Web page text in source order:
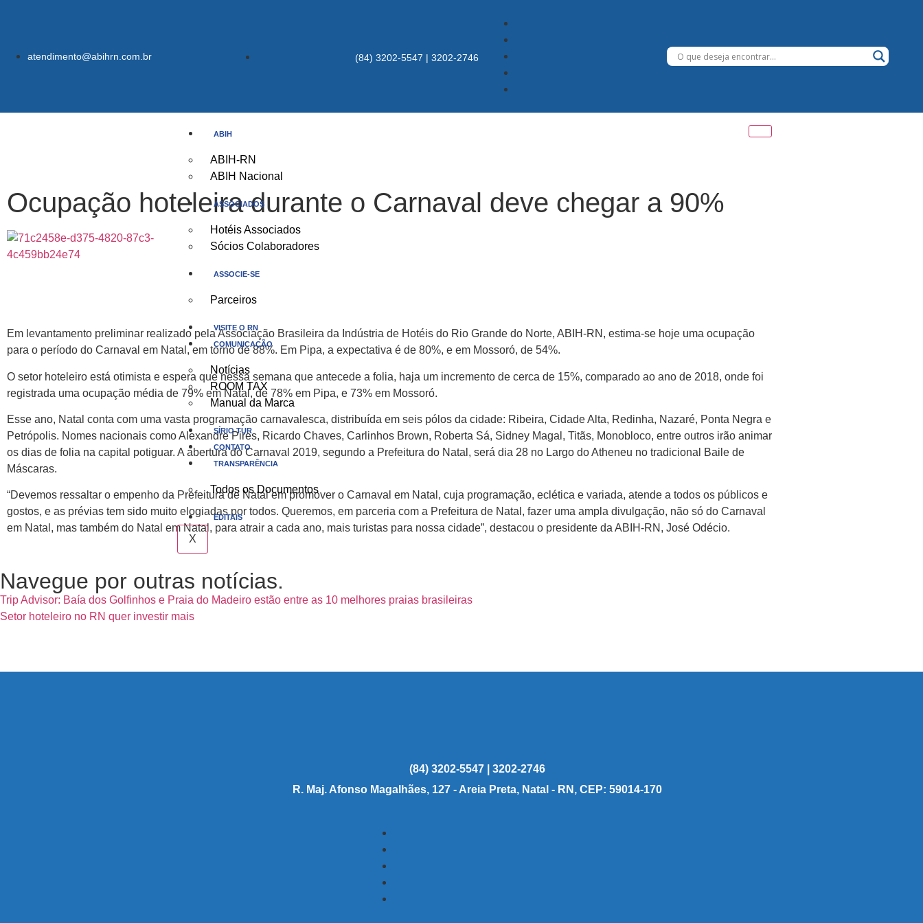
atendimento@abihrn.com.br (84) 3202-5547 | 3202-2746
ABIH
ABIH-RN
ABIH Nacional
ASSOCIADOS
Hotéis Associados
Sócios Colaboradores
ASSOCIE-SE
Parceiros
VISITE O RN
COMUNICAÇÃO
Notícias
ROOM TAX
Manual da Marca
SÍRIO TUR
CONTATO
TRANSPARÊNCIA
Todos os Documentos
EDITAIS
X
Ocupação hoteleira durante o Carnaval deve chegar a 90%
Em levantamento preliminar realizado pela Associação Brasileira da Indústria de Hotéis do Rio Grande do Norte, ABIH-RN, estima-se hoje uma ocupação
para o período do Carnaval em Natal, em torno de 88%. Em Pipa, a expectativa é de 80%, e em Mossoró, de 54%.
O setor hoteleiro está otimista e espera que nessa semana que antecede a folia, haja um incremento de cerca de 15%, comparado ao ano de 2018, onde foi
registrada uma ocupação média de 79% em Natal, de 78% em Pipa, e 73% em Mossoró.
Esse ano, Natal conta com uma vasta programação carnavalesca, distribuída em seis pólos da cidade: Ribeira, Cidade Alta, Redinha, Nazaré, Ponta Negra e
Petrópolis. Nomes nacionais como Alexandre Pires, Ricardo Chaves, Carlinhos Brown, Roberta Sá, Sidney Magal, Titãs, Monobloco, entre outros irão animar
os dias de folia na capital potiguar. A abertura do Carnaval 2019, segundo a Prefeitura do Natal, será dia 28 no Largo do Atheneu no tradicional Baile de
Máscaras.
“Devemos ressaltar o empenho da Prefeitura de Natal em promover o Carnaval em Natal, cuja programação, eclética e variada, atende a todos os públicos e
gostos, e as prévias tem sido muito elogiadas por todos. Queremos, em parceria com a Prefeitura de Natal, fazer uma ampla divulgação, não só do Carnaval
em Natal, mas também do Natal em Natal, para atrair a cada ano, mais turistas para nossa cidade”, destacou o presidente da ABIH-RN, José Odécio.
Navegue por outras notícias.
Trip Advisor: Baía dos Golfinhos e Praia do Madeiro estão entre as 10 melhores praias brasileiras
Setor hoteleiro no RN quer investir mais
(84) 3202-5547 | 3202-2746
R. Maj. Afonso Magalhães, 127 - Areia Preta, Natal - RN, CEP: 59014-170